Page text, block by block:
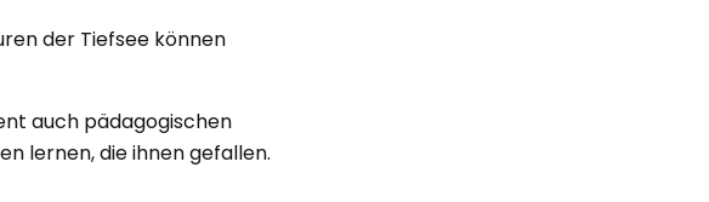
der Tiefsee können
auch pädagogischen
lernen, die ihnen gefallen.